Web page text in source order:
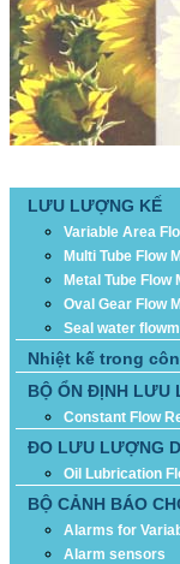
LƯU LƯỢNG KẾ
Variable Area
Multi Tube Flow
Metal Tube Flow
Oval Gear Flow
Seal water
Nhiệt kế trong
BỘ ỔN ĐỊNH LƯU
Constant Flow
ĐO LƯU LƯỢNG
Oil Lubrication
BỘ CẢNH BÁO
Alarms for
Alarm sensors